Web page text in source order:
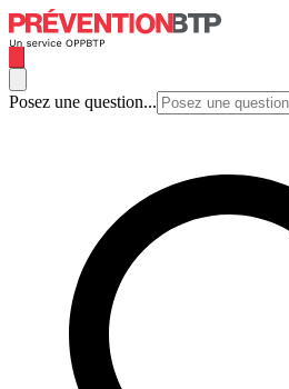
Posez une question...